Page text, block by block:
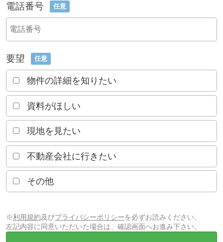
電話番号 任意
要望 任意
物件の詳細を知りたい
資料がほしい
現地を見たい
不動産会社に行きたい
その他
※利用規約及びプライバシーポリシーを必ずお読みください。
左記内容に同意いただいた場合は、確認画面へお進み下さい。